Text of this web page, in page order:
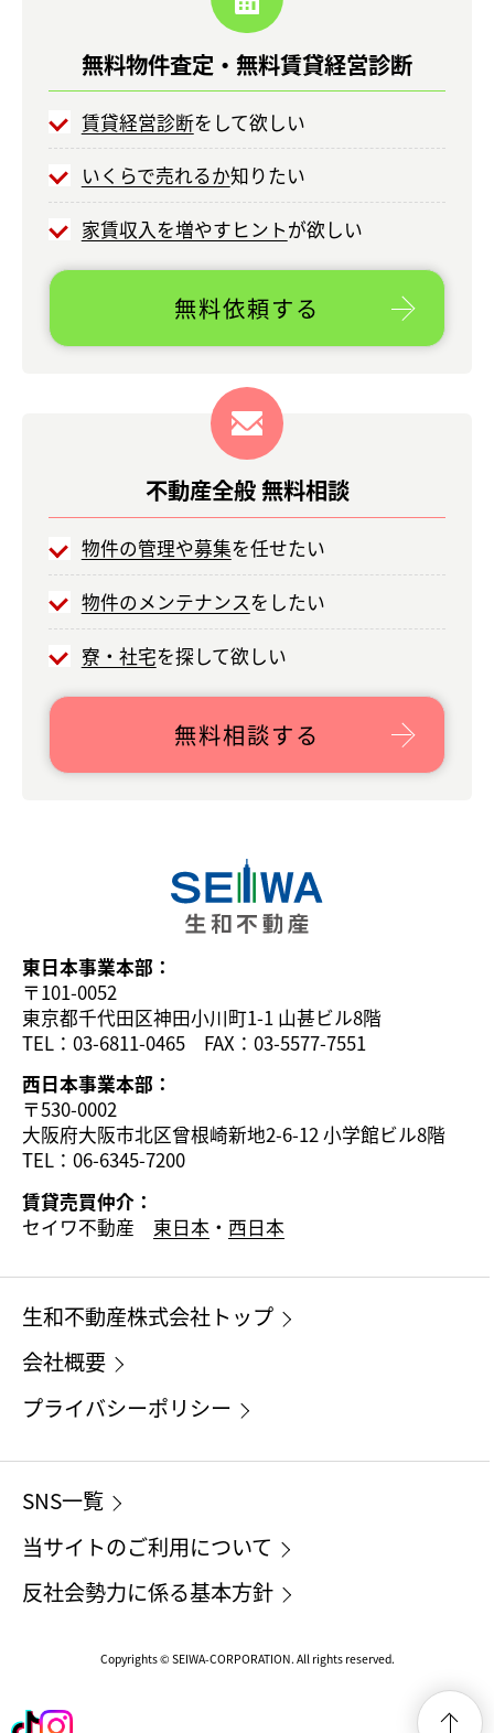
無料物件査定・ 無料賃貸経営診断
賃貸経営診断をして欲しい
いくらで売れるか知りたい
家賃収入を増やすヒントが欲しい
無料依頼する
不動産全般無料相談
物件の管理や募集を任せたい
物件のメンテナンスをしたい
寮・社宅を探して欲しい
無料相談する
東日本事業本部：
〒101-0052
東京都千代田区神田小川町1-1 山甚ビル8階
TEL：03-6811-0465 FAX：03-5577-7551
西日本事業本部：
〒530-0002
大阪府大阪市北区曾根崎新地2-6-12 小学館ビル8階
TEL：06-6345-7200
賃貸売買仲介：
セイワ不動産 東日本 ・ 西日本
生和不動産株式会社トップ
会社概要
プライバシーポリシー
SNS一覧
当サイトのご利用について
反社会勢力に係る基本方針
Copyrights © SEIWA-CORPORATION. All rights reserved.